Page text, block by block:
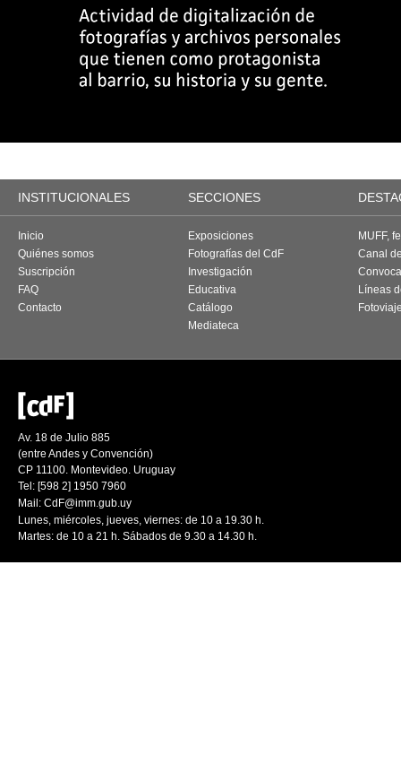
INSTITUCIONALES SECCIONES
Inicio
Quiénes somos
Suscripción
FAQ
Contacto
Exposiciones
Fotografías del CdF
Investigación
Educativa
Catálogo
Mediateca
MUFF,
Canal
Líneas
Av. 18 de Julio 885
(entre Andes y Convención)
CP 11100. Montevideo. Uruguay
Tel: [598 2] 1950 7960
Mail: CdF@imm.gub.uy
Lunes, miércoles, jueves, viernes: de 10 a 19.30 h.
Martes: de 10 a 21 h. Sábados de 9.30 a 14.30 h.